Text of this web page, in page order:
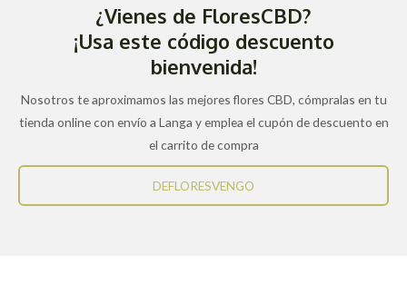
¿Vienes de FloresCBD?
¡Usa este código descuento
bienvenida!
Nosotros te aproximamos las mejores flores CBD, cómpralas en tu
tienda online con envío a Langa y emplea el cupón de descuento en
el carrito de compra
DEFLORESVENGO